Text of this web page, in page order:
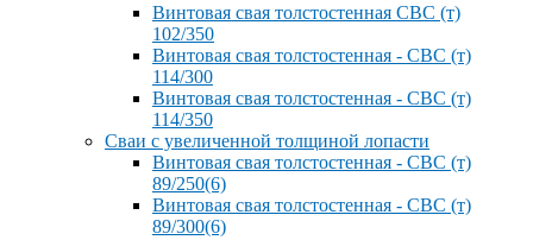
Винтовая свая толстостенная СВС (т)
102/350
Винтовая свая толстостенная - СВС (т)
114/300
Винтовая свая толстостенная - СВС (т)
114/350
Сваи с увеличенной толщиной лопасти
Винтовая свая толстостенная - СВС (т)
89/250(6)
Винтовая свая толстостенная - СВС (т)
89/300(6)